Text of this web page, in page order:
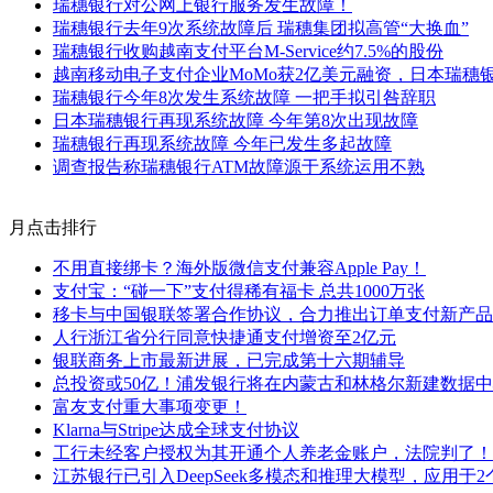
瑞穗银行对公网上银行服务发生故障！
瑞穗银行去年9次系统故障后 瑞穗集团拟高管“大换血”
瑞穗银行收购越南支付平台M-Service约7.5%的股份
越南移动电子支付企业MoMo获2亿美元融资，日本瑞穗
瑞穗银行今年8次发生系统故障 一把手拟引咎辞职
日本瑞穗银行再现系统故障 今年第8次出现故障
瑞穗银行再现系统故障 今年已发生多起故障
调查报告称瑞穗银行ATM故障源于系统运用不熟
月点击排行
不用直接绑卡？海外版微信支付兼容Apple Pay！
支付宝：“碰一下”支付得稀有福卡 总共1000万张
移卡与中国银联签署合作协议，合力推出订单支付新产品
人行浙江省分行同意快捷通支付增资至2亿元
银联商务上市最新进展，已完成第十六期辅导
总投资或50亿！浦发银行将在内蒙古和林格尔新建数据
富友支付重大事项变更！
Klarna与Stripe达成全球支付协议
工行未经客户授权为其开通个人养老金账户，法院判了！
江苏银行已引入DeepSeek多模态和推理大模型，应用于2